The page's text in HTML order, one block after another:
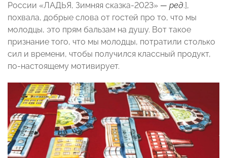
России «ЛАДЬЯ, Зимняя сказка-2023» — ред.],
похвала, добрые слова от гостей про то, что мы
молодцы, это прям бальзам на душу. Вот такое
признание того, что мы молодцы, потратили столько
сил и времени, чтобы получился классный продукт,
по-настоящему мотивирует.